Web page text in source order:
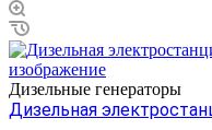
Дизельные генераторы
Дизельная